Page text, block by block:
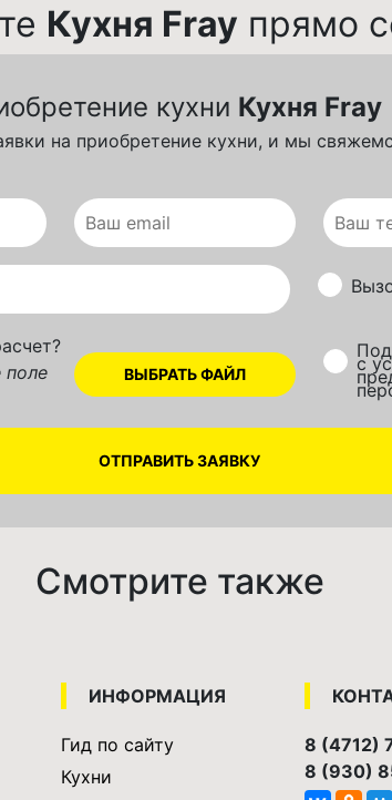
Кухня Fray прямо
кухни Кухня Fray
на приобретение кухни, и мы
поле с
Смотрите также
ИНФОРМАЦИЯ
Гид по сайту
Кухни
8 (4712)
8 (930)